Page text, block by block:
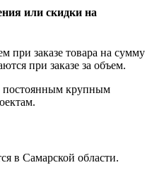
или скидки на
при заказе товара на сумму
при заказе за объем.
постоянным крупным
в Самарской области.